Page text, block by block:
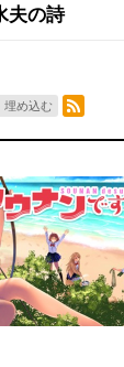
夫の詩
埋め込む
RSSフィード